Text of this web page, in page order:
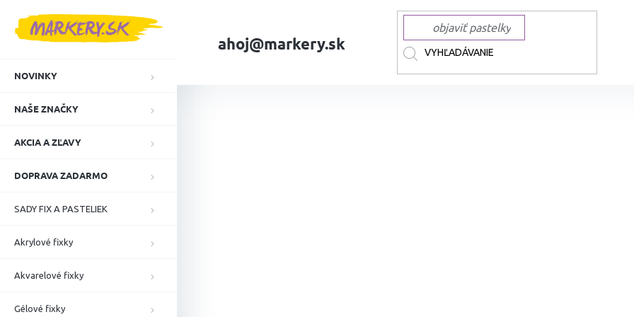
ahoj@markery.sk
NOVINKY
NAŠE ZNAČKY
AKCIA A ZĽAVY
DOPRAVA ZADARMO
SADY FIX A PASTELIEK
Akrylové fixky
Akvarelové fixky
Gélové fixky